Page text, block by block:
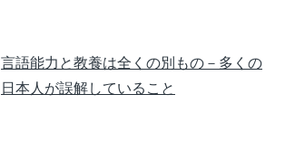
言語能力と教養は全くの別もの－多くの
日本人が誤解していること